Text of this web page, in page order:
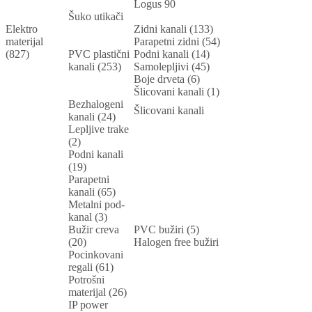
Elektro
materijal
(827)
Logus 90
Šuko utikači
PVC plastični
kanali (253)
Zidni kanali (133)
Parapetni zidni (54)
Podni kanali (14)
Samolepljivi (45)
Boje drveta (6)
Šlicovani kanali (1)
Bezhalogeni
kanali (24)
Šlicovani kanali
Lepljive trake
(2)
Podni kanali
(19)
Parapetni
kanali (65)
Metalni pod-
kanal (3)
Bužir creva
(20)
PVC bužiri (5)
Halogen free bužiri
Pocinkovani
regali (61)
Potrošni
materijal (26)
IP power